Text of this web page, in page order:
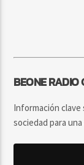
BEONE
Información
sociedad para